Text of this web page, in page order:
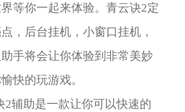
等你一起来体验。青云诀2定
， 后台挂机，小窗口挂机，
手将会让你体验到非常美妙
快的玩游戏。
2辅助是一款让你可以快速的